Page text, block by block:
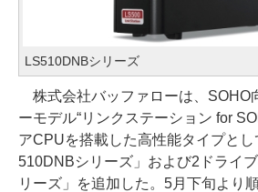
LS510DNBシリーズ
株式会社バッファローは、SOHO
ーモデル“リンクステーション for
アCPUを搭載した高性能タイプと
510DNBシリーズ」および2ドライ
リーズ」を追加した。5月下旬より